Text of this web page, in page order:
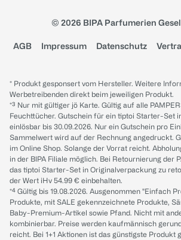
© 2026 BIPA Parfumerien
AGB Impressum Datenschutz
* Produkt gesponsert vom Hersteller. Weitere
Werbetreibenden direkt beim jeweiligen Produkt.
*³ Nur mit gültiger jö Karte. Gültig auf alle
Feuchttücher. Gutschein für ein tiptoi Starter-Set
einlösbar bis 30.09.2026. Nur ein Gutschein pro
Sammelwert wird auf der Rechnung angedruckt.
im Online Shop. Solange der Vorrat reicht.
in der BIPA Filiale möglich. Bei Retournierung der
das tiptoi Starter-Set in Originalverpackung zu
der Wert iHv 54.99 € einbehalten.
*⁴ Gültig bis 19.08.2026. Ausgenommen "Einfach
Produkte, mit SALE gekennzeichnete Produkte,
Baby-Premium-Artikel sowie Pfand. Nicht mit
kombinierbar. Preise werden kaufmännisch
reicht. Bei 1+1 Aktionen ist das günstigste Produkt